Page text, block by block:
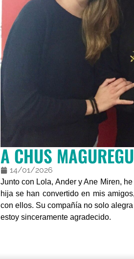
A CHUS
14/01/2026
Junto con Lola, Ander y Ane Miren,
hija se han convertido en mis
con ellos. Su compañía no solo
estoy sinceramente agradecido.